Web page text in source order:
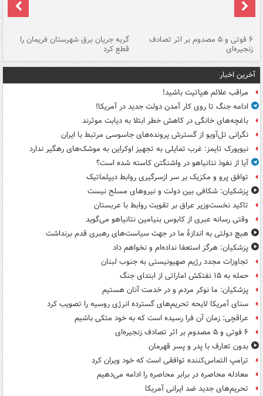
۶ فوتی و ۵ مصدوم بر اثر تصادف
زنجیره‌ای
گربه جریان برق شهرستان فریمان را
قطع کرد
آخرین اخبار
مراقب علائم هپاتیت باشید!
ادامه جنگ تا روی کار آمدن دولت جدید در آمریکا!
باغچه‌های خانگی در کاهش خطر ابتلا به دیابت موثرند
نگرانی تل‌آویو از گسترش پرونده‌های جاسوسی مرتبط با ایران
نیویورک تایمز: غرب تمایلی به تجهیز اوکراین به موشک‌های رهگیر ندارد
آیا از نفوذ نتانیاهو در واشنگتن کاسته شده است؟
توافق پرو و مکزیک بر سر ازسرگیری روابط دیپلماتیک
پزشکیان: شکافی بین دولت و نیروهای مسلح نیست
تاکید نخست‌وزیر عراق بر تقویت روابط با عربستان
وقتی رسانه عبری از کابوس بنیامین نتانیاهو می‌گوید
هیچ دولتی به اندازۀ ما در جهت سیاست‌های رهبری قدم برنداشت
پزشکیان: هرگز استعفا نداده‌ام و نخواهم داد
تجاوزات مجدد رژیم صهیونیستی به جنوب لبنان
حمله به ۱۵ نفتکش‌ اماراتی از ابتدای جنگ
پزشکیان: ما نوکر مردم و در خدمت آنان هستیم
سنای آمریکا لایحه تحریم‌های گسترده انرژی روسیه را تصویب کرد
عراقچی: زمان آن فرا رسیده است که به خود متکی باشیم
۶ فوتی و ۵ مصدوم بر اثر تصادف زنجیره‌ای
بدون تعارف با پدر و پسر قهرمان
ترامپ التماس‌کننده توافقی است که خود ویران کرد
معادله محاصره در برابر محاصره را ادامه می‌دهیم
تحریم‌های جدید ضد ایرانی آمریکا